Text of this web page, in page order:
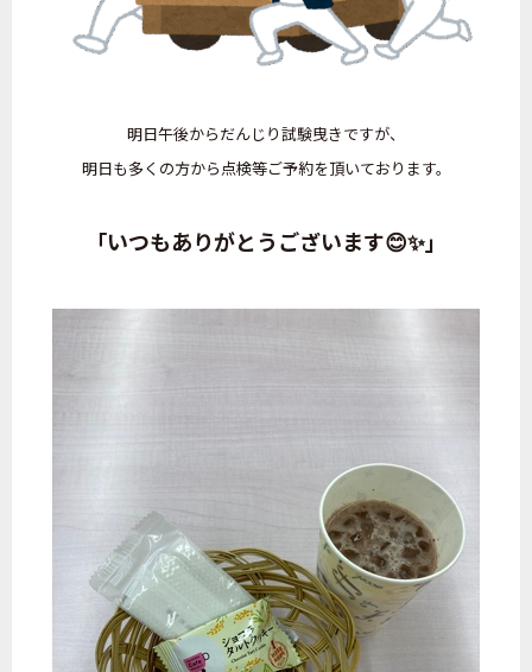
明日午後からだんじり試験曳きですが、
明日も多くの方から点検等ご予約を頂いております。
「いつもありがとうございます😊✨」